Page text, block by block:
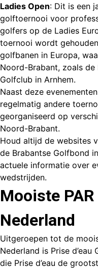
Ladies Open: Dit is een
golftoernooi voor
golfers op de Ladies
toernooi wordt
golfbanen in Europa,
Noord-Brabant, zoals de
Golfclub in Arnhem.
Naast deze
regelmatig andere
georganiseerd op
Noord-Brabant.
Houd altijd de websites
de Brabantse Golfbond
actuele informatie over
wedstrijden.
Mooiste
Nederland
Uitgeroepen tot de
Nederland is Prise d’eau
die Prise d’eau de